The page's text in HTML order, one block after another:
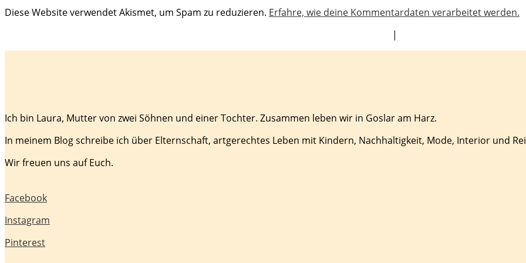
Diese Website verwendet Akismet, um Spam zu reduzieren. Erfahre, wie deine Kommentardaten verarbeitet werden.
|
Ich bin Laura, Mutter von zwei Söhnen und einer Tochter. Zusammen leben wir in Goslar am Harz.
In meinem Blog schreibe ich über Elternschaft, artgerechtes Leben mit Kindern, Nachhaltigkeit, Mode, Interior und
Wir freuen uns auf Euch.
Facebook
Instagram
Pinterest